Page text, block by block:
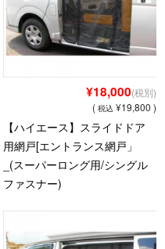
¥18,000(税別)
( 税込 ¥19,800 )
【ハイエース】スライドドア
用網戸[エントランス網戸」
_(スーパーロング用/シングル
ファスナー)